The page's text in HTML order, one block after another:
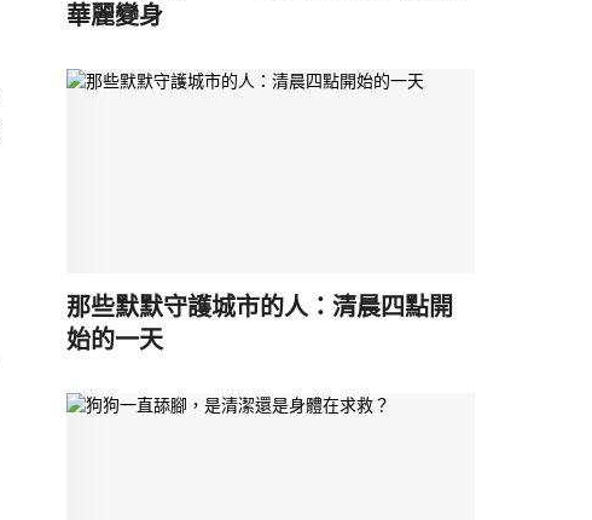
華麗變身
那些默默守護城市的人：清晨四點開
始的一天